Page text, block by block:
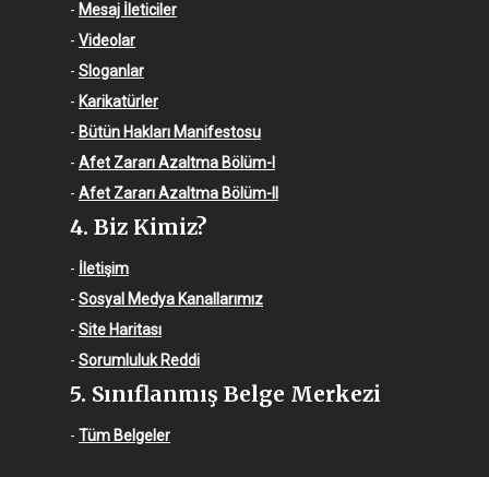
- Mesaj İleticiler
- Videolar
- Sloganlar
- Karikatürler
- Bütün Hakları Manifestosu
- Afet Zararı Azaltma Bölüm-I
- Afet Zararı Azaltma Bölüm-II
4. Biz Kimiz?
- İletişim
- Sosyal Medya Kanallarımız
- Site Haritası
- Sorumluluk Reddi
5. Sınıflanmış Belge Merkezi
- Tüm Belgeler